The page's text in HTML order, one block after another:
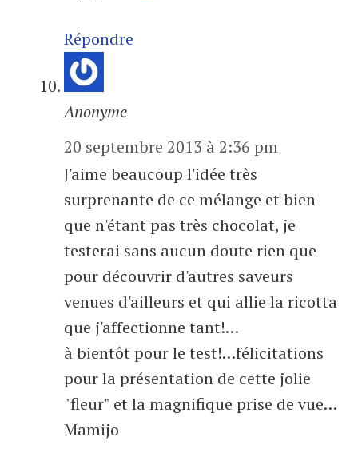
Répondre
Anonyme
20 septembre 2013 à 2:36 pm
J'aime beaucoup l'idée très
surprenante de ce mélange et bien
que n'étant pas très chocolat, je
testerai sans aucun doute rien que
pour découvrir d'autres saveurs
venues d'ailleurs et qui allie la ricotta
que j'affectionne tant!…
à bientôt pour le test!…félicitations
pour la présentation de cette jolie
"fleur" et la magnifique prise de vue…
Mamijo